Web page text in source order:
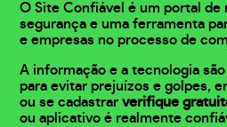
O Site Confiável é um portal de
segurança e uma ferramenta
e empresas no processo de
A informação e a tecnologia
para evitar prejuízos e golpes,
ou se cadastrarverifique
ou aplicativo é realmente